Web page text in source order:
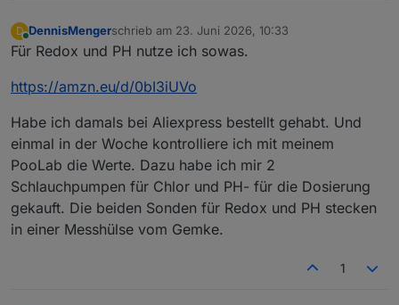
D
Online
DennisMengerschrieb am 23. Juni 2026, 10:33
zuletzt editiert von
Für Redox und PH nutze ich sowas.
https://amzn.eu/d/0bI3iUVo
Habe ich damals bei Aliexpress bestellt gehabt. Und
einmal in der Woche kontrolliere ich mit meinem
PooLab die Werte. Dazu habe ich mir 2
Schlauchpumpen für Chlor und PH- für die Dosierung
gekauft. Die beiden Sonden für Redox und PH stecken
in einer Messhülse vom Gemke.
1